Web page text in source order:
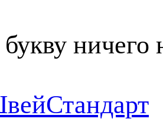
ничего